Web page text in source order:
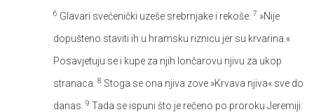
6 Glavari svećenički uzeše srebrnjake i rekoše: 7 »Nije
dopušteno staviti ih u hramsku riznicu jer su krvarina.«
Posavjetuju se i kupe za njih lončarovu njivu za ukop
stranaca. 8 Stoga se ona njiva zove »Krvava njiva« sve do
danas. 9 Tada se ispuni što je rečeno po proroku Jeremiji: